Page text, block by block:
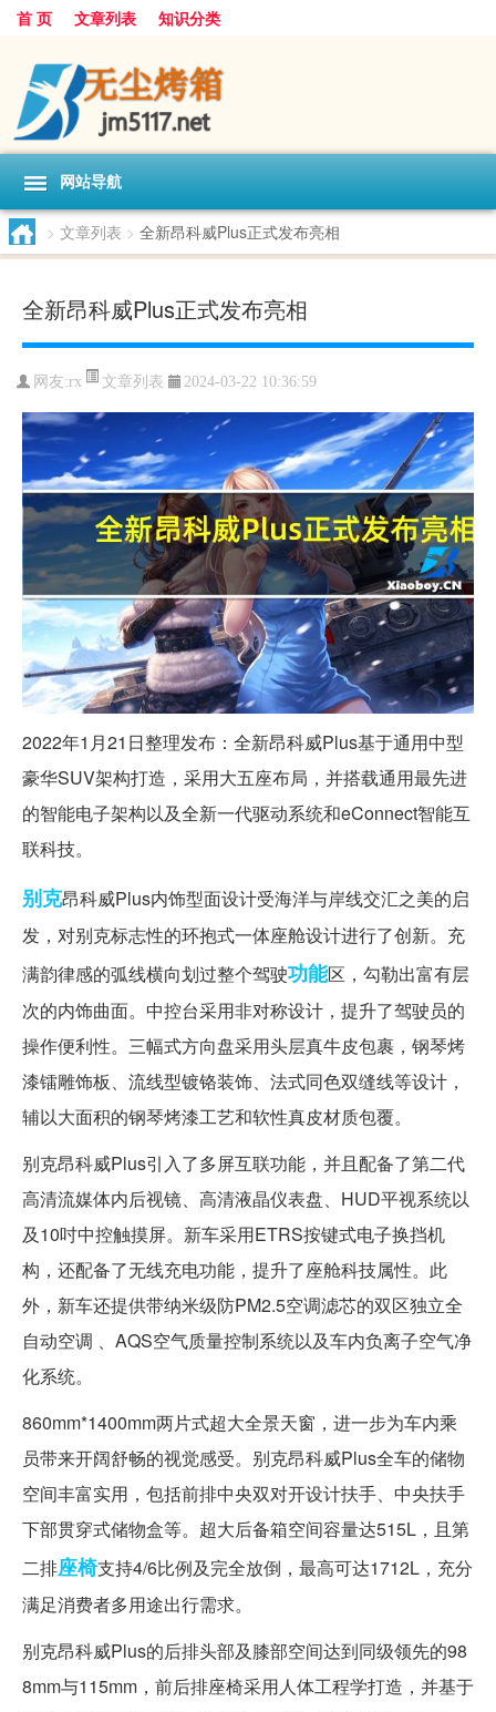
首 页 文章列表 知识分类
网站导航
> 文章列表 > 全新昂科威Plus正式发布亮相
全新昂科威Plus正式发布亮相
网友:rx 文章列表 2024-03-22 10:36:59
2022年1月21日整理发布：全新昂科威Plus基于通用中型
豪华SUV架构打造，采用大五座布局，并搭载通用最先进
的智能电子架构以及全新一代驱动系统和eConnect智能互
联科技。
别克昂科威Plus内饰型面设计受海洋与岸线交汇之美的启
发，对别克标志性的环抱式一体座舱设计进行了创新。充
满韵律感的弧线横向划过整个驾驶功能区，勾勒出富有层
次的内饰曲面。中控台采用非对称设计，提升了驾驶员的
操作便利性。三幅式方向盘采用头层真牛皮包裹，钢琴烤
漆镭雕饰板、流线型镀铬装饰、法式同色双缝线等设计，
辅以大面积的钢琴烤漆工艺和软性真皮材质包覆。
别克昂科威Plus引入了多屏互联功能，并且配备了第二代
高清流媒体内后视镜、高清液晶仪表盘、HUD平视系统以
及10吋中控触摸屏。新车采用ETRS按键式电子换挡机
构，还配备了无线充电功能，提升了座舱科技属性。此
外，新车还提供带纳米级防PM2.5空调滤芯的双区独立全
自动空调 、AQS空气质量控制系统以及车内负离子空气净
化系统。
860mm*1400mm两片式超大全景天窗，进一步为车内乘
员带来开阔舒畅的视觉感受。别克昂科威Plus全车的储物
空间丰富实用，包括前排中央双对开设计扶手、中央扶手
下部贯穿式储物盒等。超大后备箱空间容量达515L，且第
二排座椅支持4/6比例及完全放倒，最高可达1712L，充分
满足消费者多用途出行需求。
别克昂科威Plus的后排头部及膝部空间达到同级领先的98
8mm与115mm，前后排座椅采用人体工程学打造，并基于